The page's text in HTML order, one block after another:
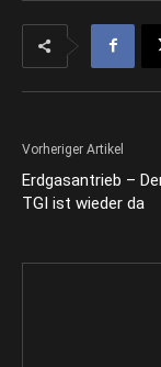
Vorheriger Artikel
Erdgasantrieb –
TGI ist wieder da